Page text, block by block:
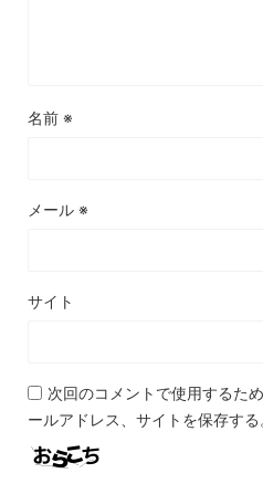
名前 ※
メール ※
サイト
次回のコメントで使用するた
ールアドレス、サイトを保存する